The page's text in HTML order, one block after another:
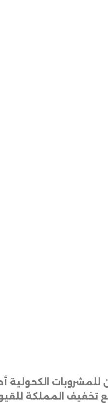
للمشروبات
تخفيف المملكة